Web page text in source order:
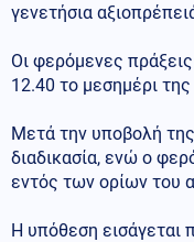
γενετήσια
Οι φερόμενες
12.40 το μεσημέρι της
Μετά την υποβολή
διαδικασία, ενώ ο
εντός των ορίων του
Η υπόθεση εισάγεται